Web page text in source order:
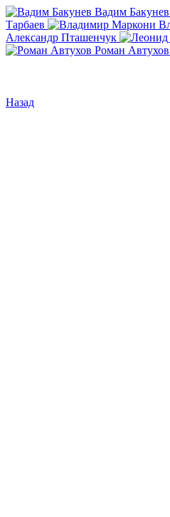
Вадим Бакунев
Тарбаев
Александр Пташенчук
Роман Автухов
Назад